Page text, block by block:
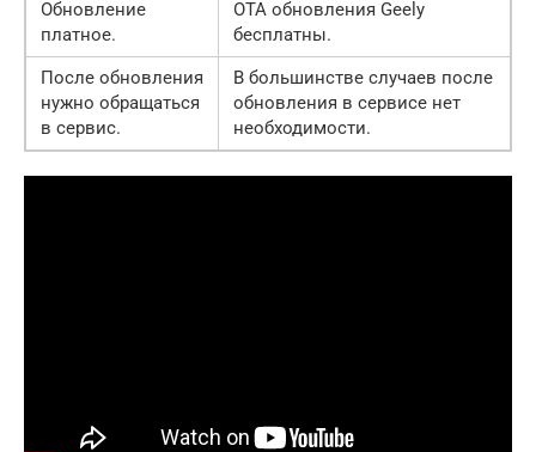
Обновление
платное.
OTA обновления Geely
бесплатны.
После обновления
нужно обращаться
в сервис.
В большинстве случаев после
обновления в сервисе нет
необходимости.